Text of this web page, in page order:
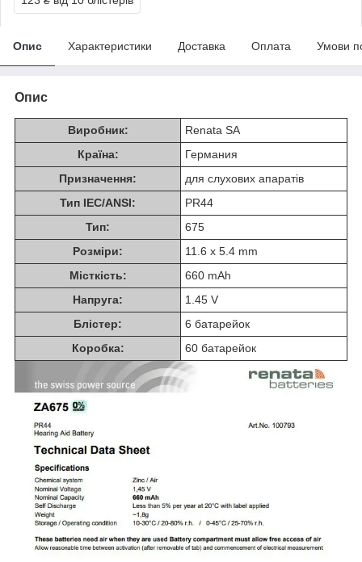
Опис Характеристики Доставка Оплата Умови
Опис
Виробник:
Renata SA
Країна:
Германия
Призначення:
для слухових апаратів
Тип IEC/ANSI:
PR44
Тип:
675
Розміри:
11.6 x 5.4 mm
Місткість:
660 mAh
Напруга:
1.45 V
Блістер:
6 батарейок
Коробка:
60 батарейок